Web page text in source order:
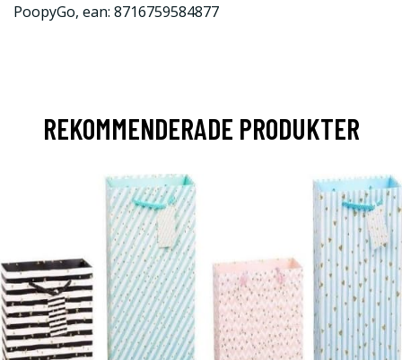
PoopyGo, ean: 8716759584877
REKOMMENDERADE PRODUKTER